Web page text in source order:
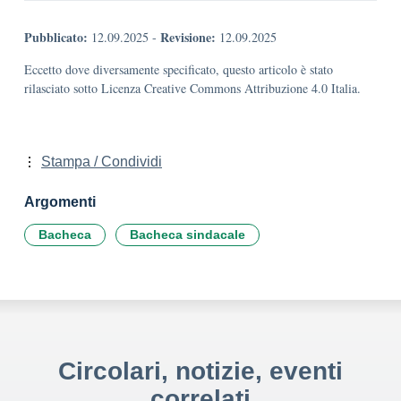
Pubblicato: 12.09.2025 - Revisione: 12.09.2025
Eccetto dove diversamente specificato, questo articolo è stato
rilasciato sotto Licenza Creative Commons Attribuzione 4.0 Italia.
Stampa / Condividi
Argomenti
Bacheca Bacheca sindacale
Circolari, notizie, eventi